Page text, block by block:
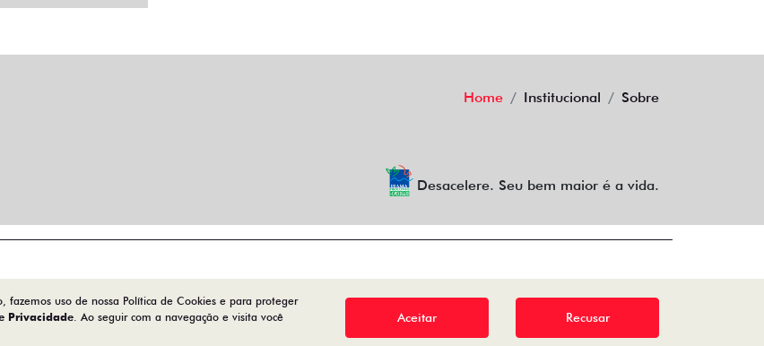
Home Institucional Sobre
Desacelere. Seu bem maior é a vida.
fazemos uso de nossa Política de Cookies e para proteger
Privacidade. Ao seguir com a navegação e visita você
Aceitar Recusar